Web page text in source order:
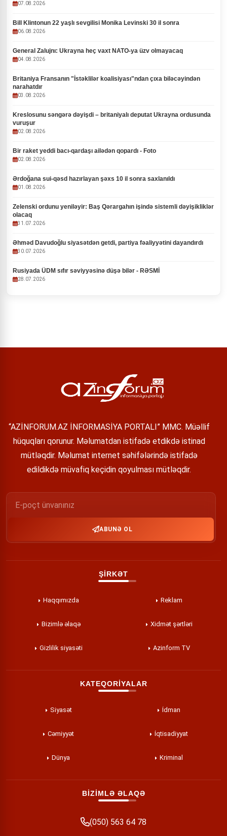
07.08.2026
Bill Klintonun 22 yaşlı sevgilisi Monika Levinski 30 il sonra
06.08.2026
General Zalujnı: Ukrayna heç vaxt NATO-ya üzv olmayacaq
04.08.2026
Britaniya Fransanın "İstəklilər koalisiyası"ndan çıxa biləcəyindən
narahatdır
03.08.2026
Kreslosunu səngərə dəyişdi – britaniyalı deputat Ukrayna ordusunda
vuruşur
02.08.2026
Bir raket yeddi bacı-qardaşı ailədən qopardı - Foto
02.08.2026
Ərdoğana sui-qəsd hazırlayan şəxs 10 il sonra saxlanıldı
01.08.2026
Zelenski ordunu yeniləyir: Baş Qərargahın işində sistemli dəyişikliklər
olacaq
31.07.2026
Əhməd Davudoğlu siyasətdən getdi, partiya fəaliyyətini dayandırdı
30.07.2026
Rusiyada ÜDM sıfır səviyyəsinə düşə bilər - RƏSMİ
28.07.2026
“AZİNFORUM.AZ İNFORMASİYA PORTALI” MMC. Müəllif
hüquqları qorunur. Məlumatdan istifadə etdikdə istinad
mütləqdir. Məlumat internet səhifələrində istifadə
edildikdə müvafiq keçidin qoyulması mütləqdir.
ABUNƏ OL
ŞİRKƏT
Haqqımızda Reklam
Bizimlə əlaqə Xidmət şərtləri
Gizlilik siyasəti Azinform TV
KATEQORİYALAR
Siyasət İdman
Cəmiyyət İqtisadiyyat
Dünya Kriminal
BİZİMLƏ ƏLAQƏ
(050) 563 64 78